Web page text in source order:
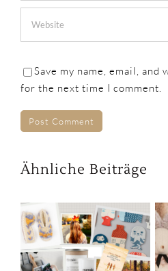
Save my name, email,
for the next time I comment.
Ähnliche Beiträge